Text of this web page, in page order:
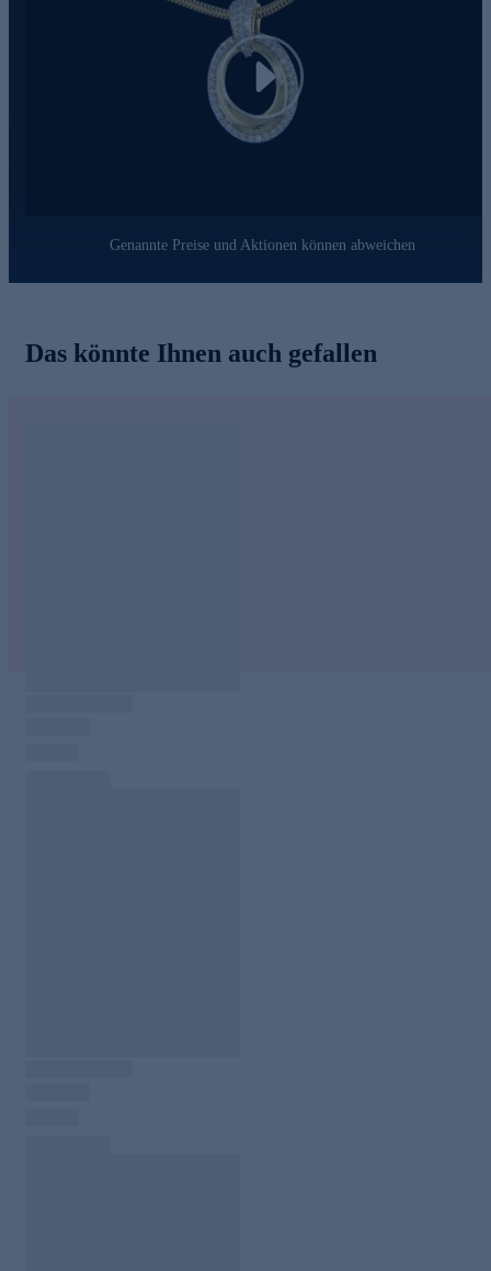
von HSE. Ein Schmuckstück, das Ihre Persönlichkeit perfekt
unterstreicht und Sie bei jedem Anlass glänzen lässt.
Play
Genannte Preise und Aktionen können abweichen
Das könnte Ihnen auch gefallen